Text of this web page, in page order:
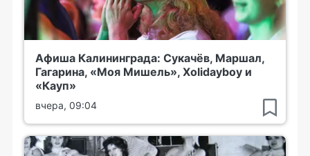
Афиша Калининграда: Сукачёв, Маршал,
Гагарина, «Моя Мишель», Xolidayboy и
«Кауп»
вчера, 09:04